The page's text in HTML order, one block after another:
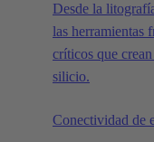
Desde la
las herramientas
críticos que
silicio.
Conectividad de